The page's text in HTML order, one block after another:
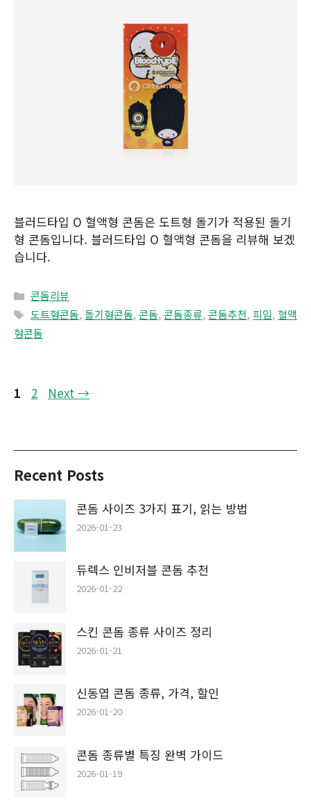
블러드타입 O 혈액형 콘돔은 도트형 돌기가 적용된 돌기
형 콘돔입니다. 블러드타입 O 혈액형 콘돔을 리뷰해 보겠
습니다.
Categories
콘돔리뷰
Tags
도트형콘돔, 돌기형콘돔, 콘돔, 콘돔종류, 콘돔추천, 피임, 혈액
형콘돔
Page
1 Page
2 Next →
Recent Posts
콘돔 사이즈 3가지 표기, 읽는 방법
2026-01-23
듀렉스 인비저블 콘돔 추천
2026-01-22
스킨 콘돔 종류 사이즈 정리
2026-01-21
신동엽 콘돔 종류, 가격, 할인
2026-01-20
콘돔 종류별 특징 완벽 가이드
2026-01-19